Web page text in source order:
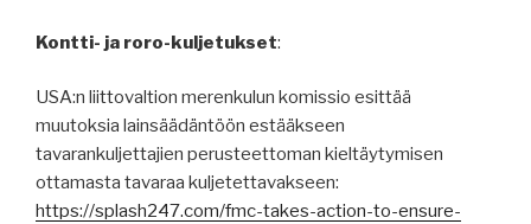
Kontti- ja roro-kuljetukset:
USA:n liittovaltion merenkulun komissio esittää
muutoksia lainsäädäntöön estääkseen
tavarankuljettajien perusteettoman kieltäytymisen
ottamasta tavaraa kuljetettavakseen:
https://splash247.com/fmc-takes-action-to-ensure-